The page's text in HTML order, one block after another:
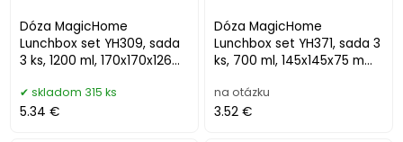
Dóza MagicHome
Lunchbox set YH309, sada
3 ks, 1200 ml, 170x170x126
skladom 315 ks
5.34 €
Dóza MagicHome
Lunchbox set YH371, sada 3
ks, 700 ml, 145x145x75 mm,
na otázku
3.52 €